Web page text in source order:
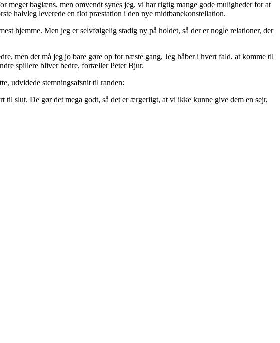
meget baglæns, men omvendt synes jeg, vi har rigtig mange gode muligheder for at
halvleg leverede en flot præstation i den nye midtbanekonstellation.
hjemme. Men jeg er selvfølgelig stadig ny på holdet, så der er nogle relationer, der
men det må jeg jo bare gøre op for næste gang, Jeg håber i hvert fald, at komme til
spillere bliver bedre, fortæller Peter Bjur.
udvidede stemningsafsnit til randen:
til slut. De gør det mega godt, så det er ærgerligt, at vi ikke kunne give dem en sejr,